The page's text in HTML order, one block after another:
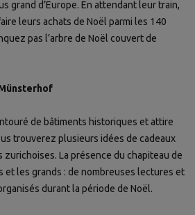
grand d’Europe. En attendant leur train,
leurs achats de Noël parmi les 140
pas l’arbre de Noël couvert de
de bâtiments historiques et attire
trouverez plusieurs idées de cadeaux
zurichoises. La présence du chapiteau de
et les grands : de nombreuses lectures et
durant la période de Noël.